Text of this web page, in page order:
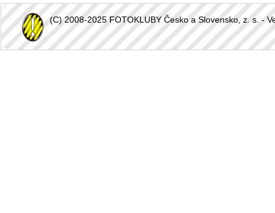
(C) 2008-2025 FOTOKLUBY Česko a Slovensko, z. s. -